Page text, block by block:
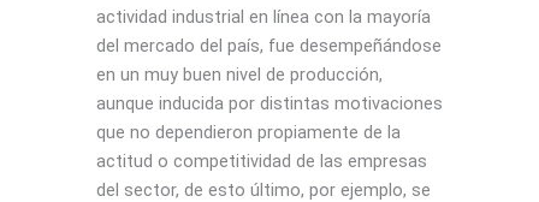
actividad industrial en línea con la mayoría
del mercado del país, fue desempeñándose
en un muy buen nivel de producción,
aunque inducida por distintas motivaciones
que no dependieron propiamente de la
actitud o competitividad de las empresas
del sector, de esto último, por ejemplo, se